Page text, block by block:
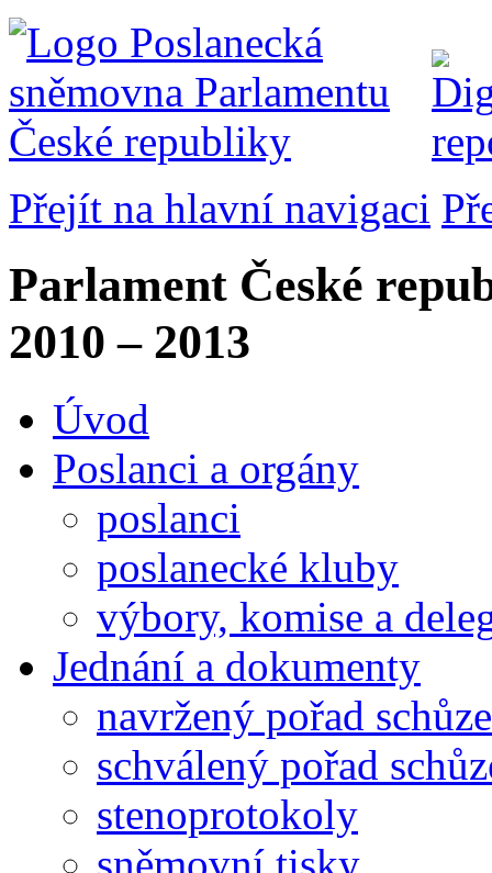
Přejít na hlavní navigaci
Parlament České
2010 – 2013
Úvod
Poslanci a orgány
poslanci
poslanecké kluby
výbory, komise a
Jednání a dokumenty
navržený pořad schůze
schválený pořad
stenoprotokoly
sněmovní tisky